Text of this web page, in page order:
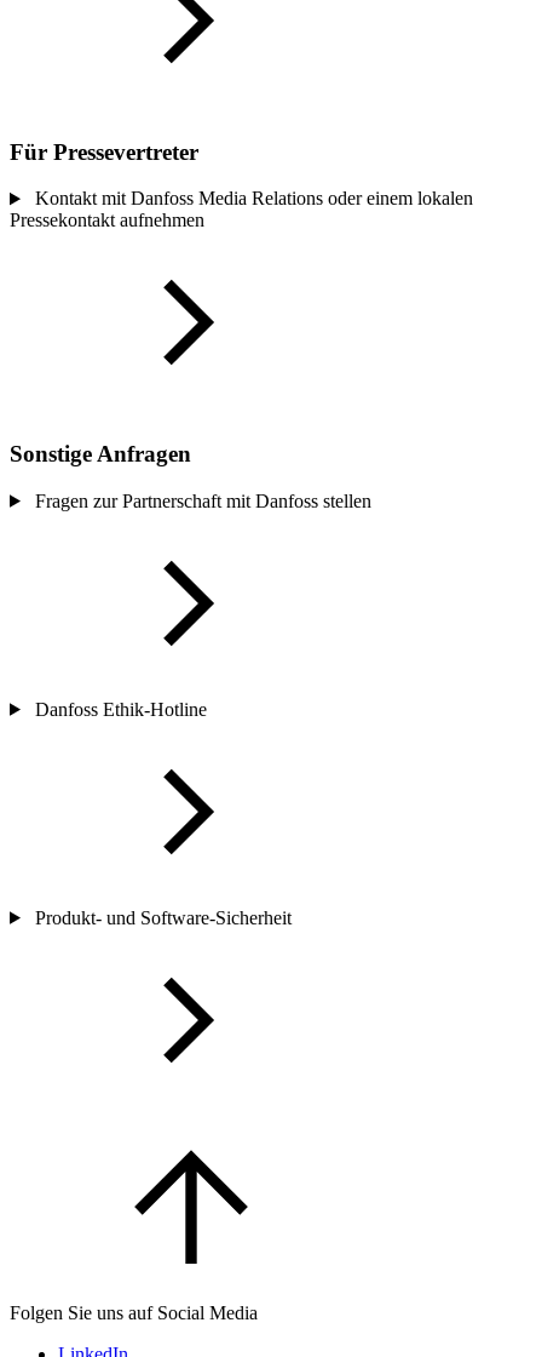
Für Pressevertreter
Kontakt mit Danfoss Media Relations oder einem lokalen
Pressekontakt aufnehmen
Sonstige Anfragen
Fragen zur Partnerschaft mit Danfoss stellen
Danfoss Ethik-Hotline
Produkt- und Software-Sicherheit
Folgen Sie uns auf Social Media